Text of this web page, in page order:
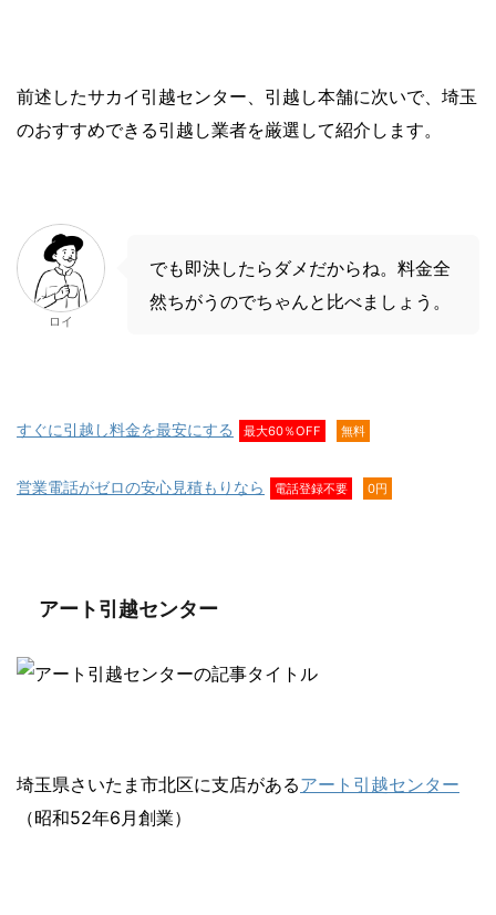
前述したサカイ引越センター、引越し本舗に次いで、埼玉
のおすすめできる引越し業者を厳選して紹介します。
ロイ
でも即決したらダメだからね。料金全
然ちがうのでちゃんと比べましょう。
すぐに引越し料金を最安にする 最大60％OFF 無料
営業電話がゼロの安心見積もりなら 電話登録不要 0円
アート引越センター
埼玉県さいたま市北区に支店があるアート引越センター
（昭和52年6月創業）